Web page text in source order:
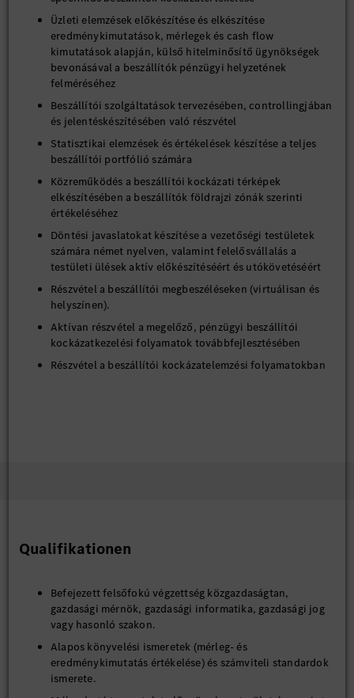
Üzleti elemzések előkészítése és elkészítése
eredménykimutatások, mérlegek és cash flow
kimutatások alapján, külső hitelminősítő ügynökségek
bevonásával a beszállítók pénzügyi helyzetének
felméréséhez
Beszállítói szolgáltatások tervezésében, controllingjában
és jelentéskészítésében való részvétel
Statisztikai elemzések és értékelések készítése a teljes
beszállítói portfólió számára
Közreműködés a beszállítói kockázati térképek
elkészítésében a beszállítók földrajzi zónák szerinti
értékeléséhez
Döntési javaslatokat készítése a vezetőségi testületek
számára német nyelven, valamint felelősvállalás a
testületi ülések aktív előkészítéséért és utókövetéséért
Részvétel a beszállítói megbeszéléseken (virtuálisan és
helyszínen).
Aktívan részvétel a megelőző, pénzügyi beszállítói
kockázatkezelési folyamatok továbbfejlesztésében
Részvétel a beszállítói kockázatelemzési folyamatokban
Qualifikationen
Befejezett felsőfokú végzettség közgazdaságtan,
gazdasági mérnök, gazdasági informatika, gazdasági jog
vagy hasonló szakon.
Alapos könyvelési ismeretek (mérleg- és
eredménykimutatás értékelése) és számviteli standardok
ismerete.